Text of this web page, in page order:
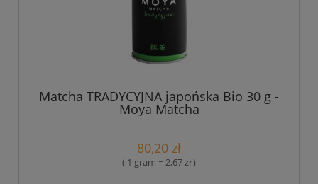
Matcha TRADYCYJNA japońska Bio 30 g -
Moya Matcha
80,20 zł
( 1 gram = 2,67 zł )